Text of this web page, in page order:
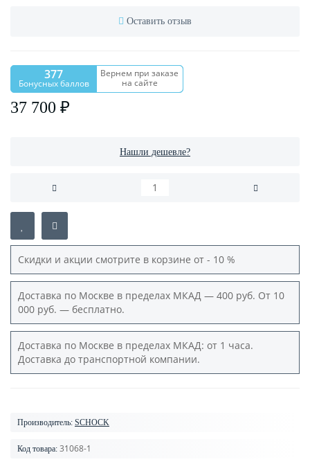
Оставить отзыв
377
Бонусных баллов
Вернем при заказе
на сайте
37 700 ₽
Нашли дешевле?
Скидки и акции смотрите в корзине от - 10 %
Доставка по Москве в пределах МКАД — 400 руб. От 10
000 руб. — бесплатно.
Доставка по Москве в пределах МКАД: от 1 часа.
Доставка до транспортной компании.
Производитель: SCHOCK
Код товара: 31068-1